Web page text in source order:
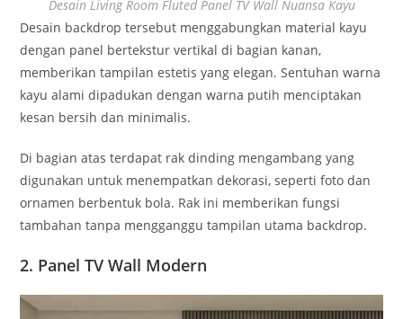
Desain Living Room Fluted Panel TV Wall Nuansa Kayu
Desain backdrop tersebut menggabungkan material kayu
dengan panel bertekstur vertikal di bagian kanan,
memberikan tampilan estetis yang elegan. Sentuhan warna
kayu alami dipadukan dengan warna putih menciptakan
kesan bersih dan minimalis.
Di bagian atas terdapat rak dinding mengambang yang
digunakan untuk menempatkan dekorasi, seperti foto dan
ornamen berbentuk bola. Rak ini memberikan fungsi
tambahan tanpa mengganggu tampilan utama backdrop.
2. Panel TV Wall Modern